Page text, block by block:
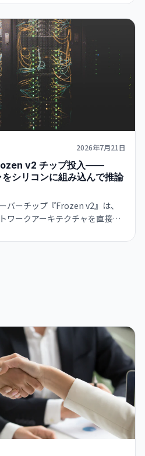
躍進し、業界の勢力図が急速に
2026年7月21日
v2 チップ投入——
シリコンに組み込んで推論
バーチップ『Frozen v2』は、
ワークアーキテクチャを直接ハ
の AI インフラ競争の構図を大